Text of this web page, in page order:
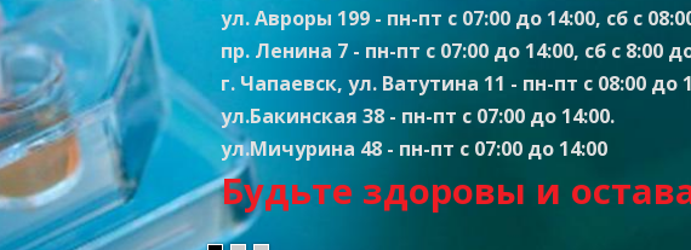
ул. Авроры 199 - пн-пт с 07:00 до 14:00, сб с
пр. Ленина 7 - пн-пт с 07:00 до 14:00, сб с 8:00
г. Чапаевск, ул. Ватутина 11 - пн-пт с 08:00 до
ул.Бакинская 38 - пн-пт с 07:00 до 14:00.
ул.Мичурина 48 - пн-пт с 07:00 до 14:00
Будьте здоровы и